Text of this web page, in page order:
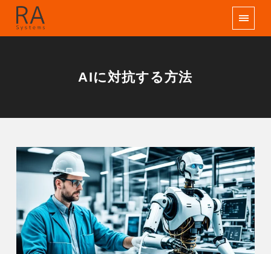
AIに対抗する方法